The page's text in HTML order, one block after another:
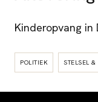
Kinderopvang in
POLITIEK STELSEL